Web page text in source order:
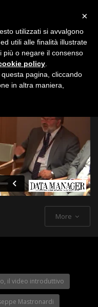
More
Forum
– Il Made in Italy
Giulio Sapelli
il video introduttivo
Mastronardi
×
utilizzati si avvalgono
utili alle finalità illustrate
più o negare il consenso
policy
pagina, cliccando
in altra maniera,